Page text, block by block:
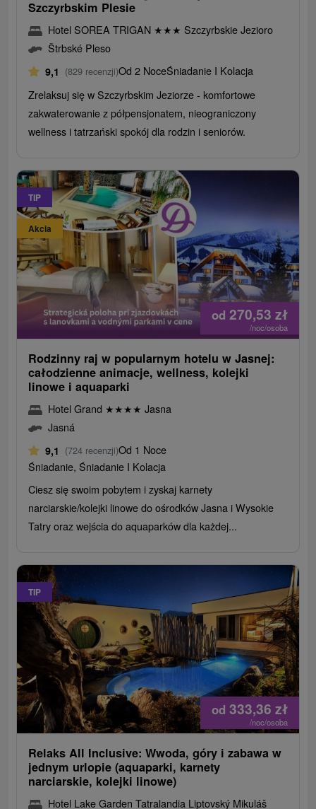
Szczyrbskim Plesie
Hotel SOREA TRIGAN ★★★ Szczyrbskie Jezioro
Štrbské Pleso
9,1 (829 recenzji)Od 2 NoceŚniadanie I Kolacja
Zrelaksuj się w Szczyrbskim Jeziorze - komfortowe
zakwaterowanie z półpensjonatem, nieograniczony
wellness i tatrzański spokój dla rodzin i seniorów.
TIP
Akcia
od 270,53 zł
/noc/osoba
Rodzinny raj w popularnym hotelu w Jasnej:
całodzienne animacje, wellness, kolejki
linowe i aquaparki
Hotel Grand ★★★★ Jasna
Jasná
9,1 (724 recenzji)Od 1 Noce
Śniadanie, Śniadanie I Kolacja
Ciesz się swoim pobytem i zyskaj karnety
narciarskie/kolejki linowe do ośrodków Jasna i Wysokie
Tatry oraz wejścia do aquaparków dla każdej...
TIP
od 333,36 zł
/noc/osoba
Relaks All Inclusive: Wwoda, góry i zabawa w
jednym urlopie (aquaparki, karnety
narciarskie, kolejki linowe)
Hotel Lake Garden Tatralandia Liptovský Mikuláš